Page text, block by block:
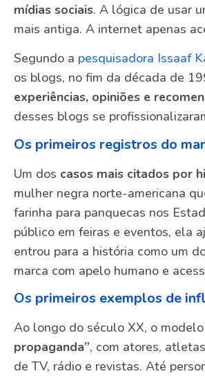
mídias sociais. A lógica de usar
mais antiga. A internet apenas
Segundo a pesquisadora Issaaf
os blogs, no fim da década de
experiências, opiniões e
desses blogs se
Os primeiros registros do
Um dos casos mais citados por
mulher negra norte-americana
farinha para panquecas nos
público em feiras e eventos, ela
entrou para a história como um
marca com apelo humano e
Os primeiros exemplos de
Ao longo do século XX, o modelo
propaganda”, com atores,
de TV, rádio e revistas. Até